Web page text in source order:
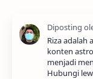
Riza adalah
konten
menjadi
Hubungi